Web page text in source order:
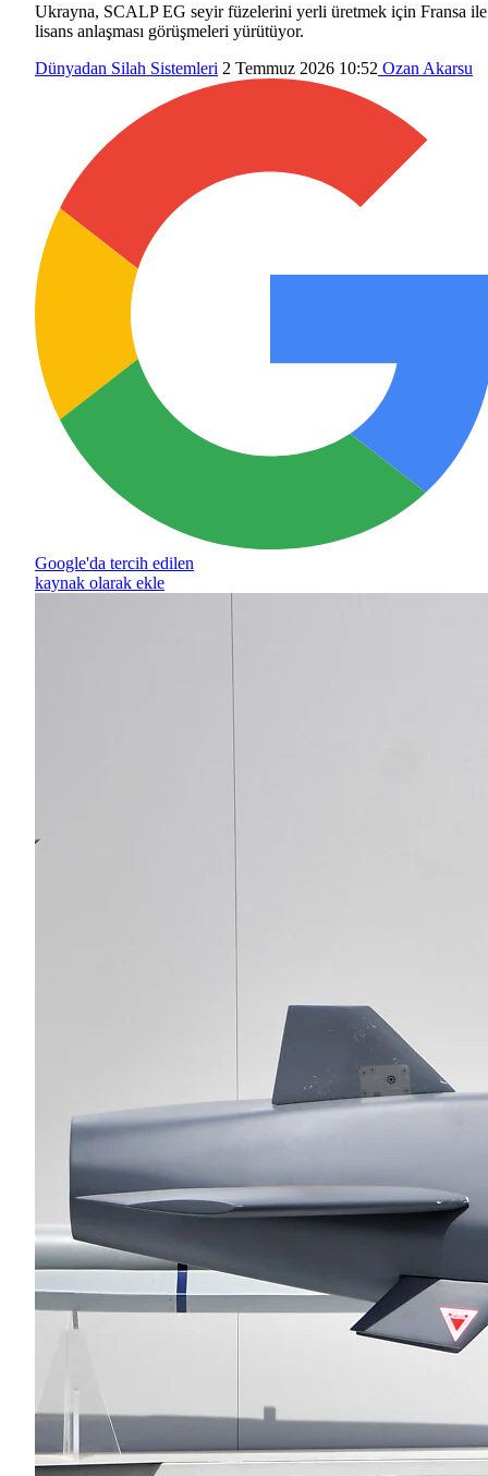
Ukrayna, SCALP EG seyir füzelerini yerli üretmek için Fransa ile
lisans anlaşması görüşmeleri yürütüyor.
Dünyadan Silah Sistemleri 2 Temmuz 2026 10:52 Ozan Akarsu
Google'da tercih edilen
kaynak olarak ekle